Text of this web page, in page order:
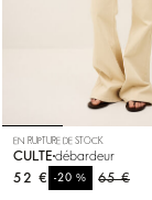
EN RUPTURE DE STOCK
CULTE débardeur
65 €
-20%
52 €